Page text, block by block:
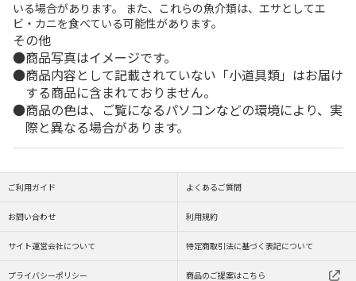
いる場合があります。 また、これらの魚介類は、エサとしてエ
ビ・カニを食べている可能性があります。
その他
商品写真はイメージです。
商品内容として記載されていない「小道具類」はお届け
する商品に含まれておりません。
商品の色は、ご覧になるパソコンなどの環境により、実
際と異なる場合があります。
ご利用ガイド よくあるご質問
お問い合わせ 利用規約
サイト運営会社について 特定商取引法に基づく表記について
プライバシーポリシー 商品のご提案はこちら